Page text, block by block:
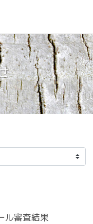
ル審査結果